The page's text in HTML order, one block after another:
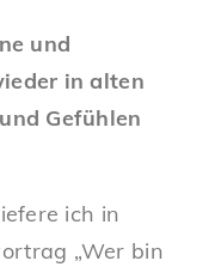
und
in alten
Gefühlen
ich in
„Wer bin